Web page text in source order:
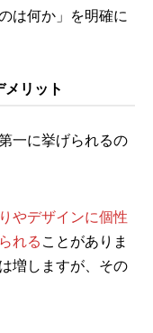
は何か」を明確に
リット
一に挙げられるの
やデザインに個性
れる ことがありま
増しますが、その